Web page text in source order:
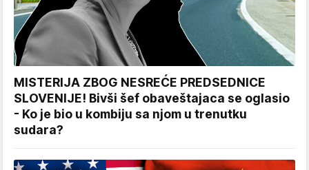
MISTERIJA ZBOG NESREĆE PREDSEDNICE
SLOVENIJE! Bivši šef obaveštajaca se oglasio
- Ko je bio u kombiju sa njom u trenutku
sudara?